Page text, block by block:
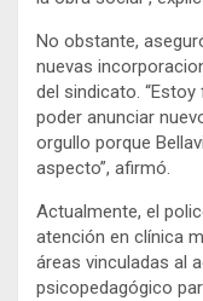
No obstante,
nuevas
del sindicato.
poder anunciar
orgullo porque
aspecto”, afirmó.
Actualmente, el
atención en clínica
áreas vinculadas al
psicopedagógico